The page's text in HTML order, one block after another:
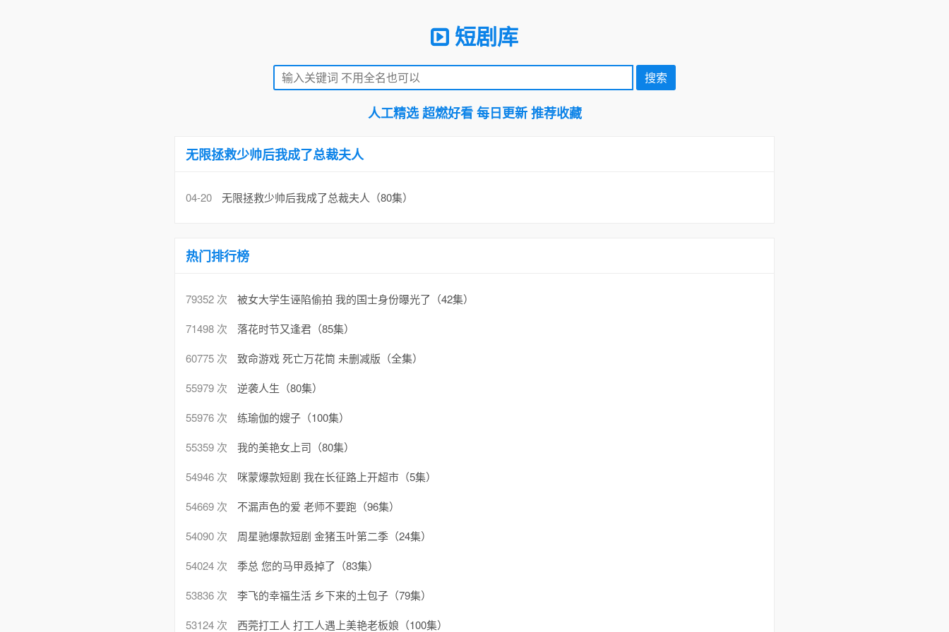
短剧库
人工精选 超燃好看 每日更新 推荐收藏
无限拯救少帅后我成了总裁夫人
04-20 无限拯救少帅后我成了总裁夫人（80集）
热门排行榜
79352 次
被女大学生诬陷偷拍 我的国士身份曝光了（42集）
71498 次
落花时节又逢君（85集）
60775 次
致命游戏 死亡万花筒 未删减版（全集）
55979 次
逆袭人生（80集）
55976 次
练瑜伽的嫂子（100集）
55359 次
我的美艳女上司（80集）
54946 次
咪蒙爆款短剧 我在长征路上开超市（5集）
54669 次
不漏声色的爱 老师不要跑（96集）
54090 次
周星驰爆款短剧 金猪玉叶第二季（24集）
54024 次
季总 您的马甲叒掉了（83集）
53836 次
李飞的幸福生活 乡下来的土包子（79集）
53124 次
西莞打工人 打工人遇上美艳老板娘（100集）